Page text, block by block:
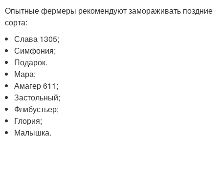
Опытные фермеры рекомендуют замораживать поздние
сорта:
Слава 1305;
Симфония;
Подарок.
Мара;
Амагер 611;
Застольный;
Флибустьер;
Глория;
Малышка.